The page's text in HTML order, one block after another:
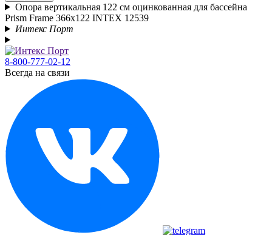
Опора вертикальная 122 см оцинкованная для бассейна
Prism Frame 366х122 INTEX 12539
Интекс Порт
8-800-777-02-12
Всегда на связи